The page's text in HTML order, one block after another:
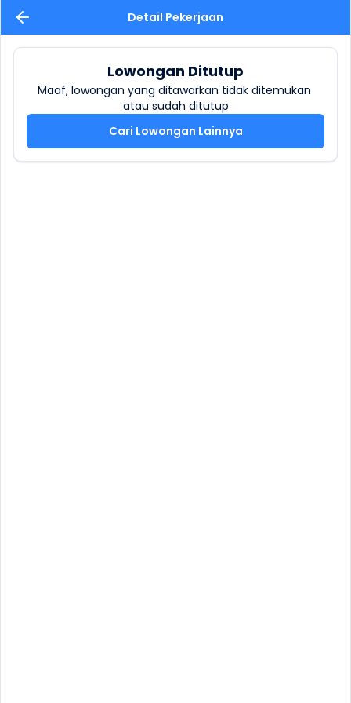
Detail Pekerjaan
Lowongan Ditutup
Maaf, lowongan yang ditawarkan tidak ditemukan
atau sudah ditutup
Cari Lowongan Lainnya